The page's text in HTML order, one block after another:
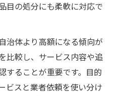
目の処分にも柔軟に対応で
治体より高額になる傾向が
比較し、サービス内容や追
することが重要です。目的
ビスと業者依頼を使い分け